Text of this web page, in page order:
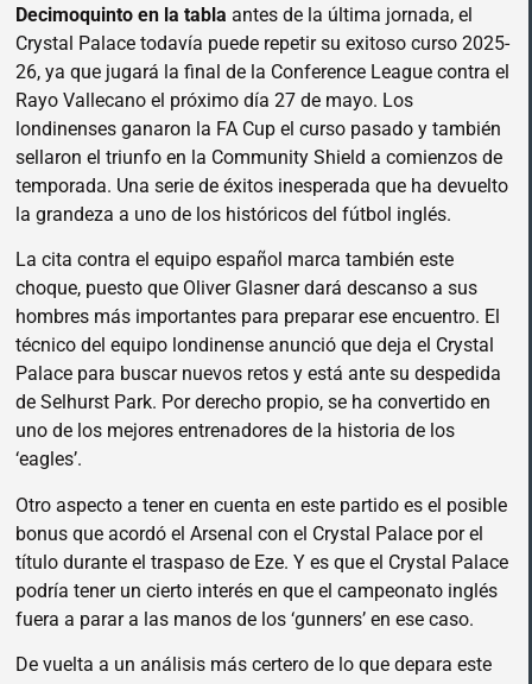
Decimoquinto en la tabla antes de la última jornada, el
Crystal Palace todavía puede repetir su exitoso curso 2025-
26, ya que jugará la final de la Conference League contra el
Rayo Vallecano el próximo día 27 de mayo. Los
londinenses ganaron la FA Cup el curso pasado y también
sellaron el triunfo en la Community Shield a comienzos de
temporada. Una serie de éxitos inesperada que ha devuelto
la grandeza a uno de los históricos del fútbol inglés.
La cita contra el equipo español marca también este
choque, puesto que Oliver Glasner dará descanso a sus
hombres más importantes para preparar ese encuentro. El
técnico del equipo londinense anunció que deja el Crystal
Palace para buscar nuevos retos y está ante su despedida
de Selhurst Park. Por derecho propio, se ha convertido en
uno de los mejores entrenadores de la historia de los
‘eagles’.
Otro aspecto a tener en cuenta en este partido es el posible
bonus que acordó el Arsenal con el Crystal Palace por el
título durante el traspaso de Eze. Y es que el Crystal Palace
podría tener un cierto interés en que el campeonato inglés
fuera a parar a las manos de los ‘gunners’ en ese caso.
De vuelta a un análisis más certero de lo que depara este